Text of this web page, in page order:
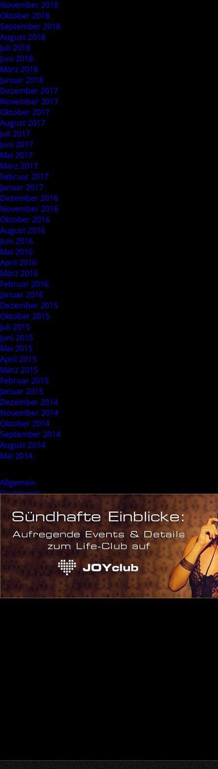
November 2018
Oktober 2018
September 2018
August 2018
Juli 2018
Juni 2018
März 2018
Januar 2018
Dezember 2017
November 2017
Oktober 2017
August 2017
Juli 2017
Juni 2017
Mai 2017
März 2017
Februar 2017
Januar 2017
Dezember 2016
November 2016
Oktober 2016
August 2016
Juni 2016
Mai 2016
April 2016
März 2016
Februar 2016
Januar 2016
Dezember 2015
Oktober 2015
Juli 2015
Juni 2015
Mai 2015
April 2015
März 2015
Februar 2015
Januar 2015
Dezember 2014
November 2014
Oktober 2014
September 2014
August 2014
Mai 2014
Allgemein
Deaktiviert
Event
Sonderevent
Meta
Anmelden
Eintrags-Feed
Kommentar-Feed
WordPress.org